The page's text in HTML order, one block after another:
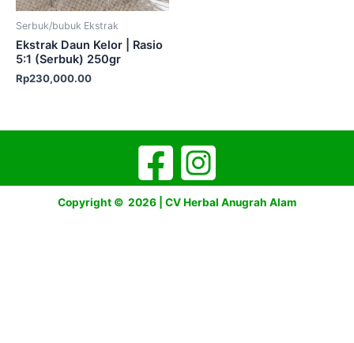
Serbuk/bubuk Ekstrak
Ekstrak Daun Kelor | Rasio
5:1 (Serbuk) 250gr
Rp230,000.00
Copyright © 2026 | CV Herbal Anugrah Alam